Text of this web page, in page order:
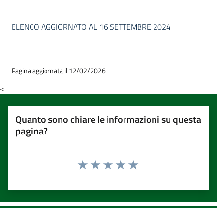
ELENCO AGGIORNATO AL 16 SETTEMBRE 2024
Pagina aggiornata il 12/02/2026
<
Quanto sono chiare le informazioni su questa
pagina?